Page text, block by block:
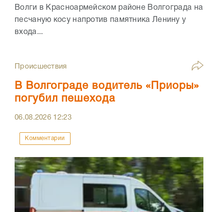
Волги в Красноармейском районе Волгограда на
песчаную косу напротив памятника Ленину у
входа...
Происшествия
В Волгограде водитель «Приоры»
погубил пешехода
06.08.2026 12:23
Комментарии